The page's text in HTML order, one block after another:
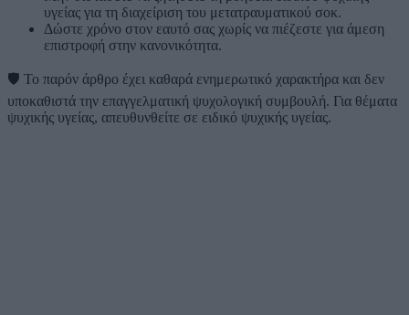
υγείας για τη διαχείριση του μετατραυματικού σοκ.
Δώστε χρόνο στον εαυτό σας χωρίς να πιέζεστε για άμεση
επιστροφή στην κανονικότητα.
🛡️ Το παρόν άρθρο έχει καθαρά ενημερωτικό χαρακτήρα και δεν
υποκαθιστά την επαγγελματική ψυχολογική συμβουλή. Για θέματα
ψυχικής υγείας, απευθυνθείτε σε ειδικό ψυχικής υγείας.